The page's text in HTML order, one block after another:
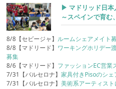
▶︎ マドリッド日本
～スペインで育む
8/8【セビージャ】 ルームシェアメイト
8/8【マドリード】 ワーキングホリデー
募集
8/6【マドリード】 ファッションEC営業
7/31【バルセロナ】家具付きPisoのシ
7/31【バルセロナ】美術系アーティス